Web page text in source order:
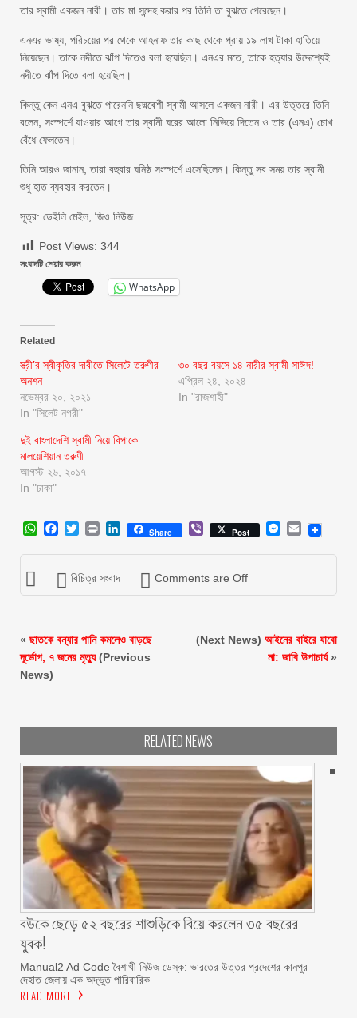
তার স্বামী একজন নারী। তার মা সন্দেহ করার পর তিনি তা বুঝতে পেরেছেন।
এনএর ভাষ্য, পরিচয়ের পর থেকে আহনাফ তার কাছ থেকে প্রায় ১৯ লাখ টাকা হাতিয়ে
নিয়েছেন। তাকে নদীতে ঝাঁপ দিতেও বলা হয়েছিল। এনএর মতে, তাকে হত্যার উদ্দেশ্যেই
নদীতে ঝাঁপ দিতে বলা হয়েছিল।
কিন্তু কেন এনএ বুঝতে পারেননি ছদ্মবেশী স্বামী আসলে একজন নারী। এর উত্তরে তিনি
বলেন, সংস্পর্শে যাওয়ার আগে তার স্বামী ঘরের আলো নিভিয়ে দিতেন ও তার (এনএ) চোখ
বেঁধে ফেলতেন।
তিনি আরও জানান, তারা বহুবার ঘনিষ্ঠ সংস্পর্শে এসেছিলেন। কিন্তু সব সময় তার স্বামী
শুধু হাত ব্যবহার করতেন।
সূত্র: ডেইলি মেইল, জিও নিউজ
Post Views: 344
সংবাদটি শেয়ার করুন
WhatsApp
Related
স্ত্রী’র স্বীকৃতির দাবীতে সিলেটে তরুণীর
অনশন
নভেম্বর ২০, ২০২১
In "সিলেট নগরী"
৩০ বছর বয়সে ১৪ নারীর স্বামী সাঈদ!
এপ্রিল ২৪, ২০২৪
In "রাজশাহী"
দুই বাংলাদেশি স্বামী নিয়ে বিপাকে
মালয়েশিয়ান তরুণী
আগস্ট ২৬, ২০১৭
In "ঢাকা"
WhatsApp
Facebook
Twitter
Print LinkedIn
Share ViberPost Messenger
Email
বিচিত্র সংবাদ Comments are Off
« ছাতকে বন্যার পানি কমলেও বাড়ছে
দূর্ভোগ, ৭ জনের মৃত্যু(Previous
News)
(Next News) আইনের বাইরে যাবো
না: জাবি উপাচার্য»
RELATED NEWS
বউকে ছেড়ে ৫২ বছরের শাশুড়িকে বিয়ে করলেন ৩৫ বছরের
যুবক!
Manual2 Ad Code বৈশাখী নিউজ ডেস্ক: ভারতের উত্তর প্রদেশের কানপুর
দেহাত জেলায় এক অদ্ভুত পারিবারিক
READ MORE